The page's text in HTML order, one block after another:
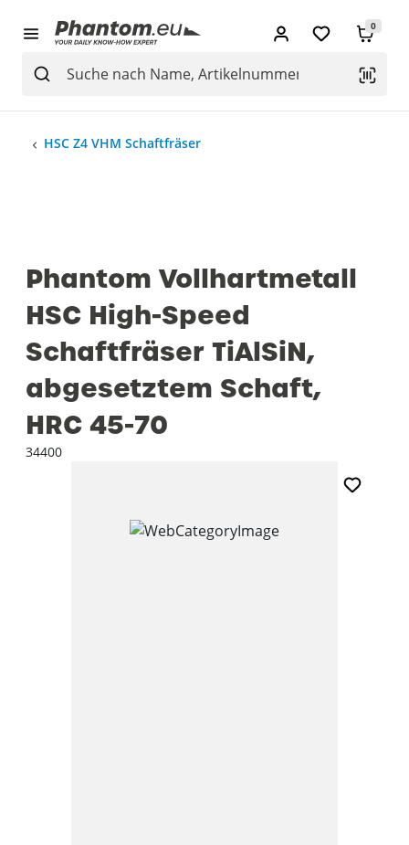
0
HSC Z4 VHM Schaftfräser
Phantom Vollhartmetall
HSC High-Speed
Schaftfräser TiAlSiN,
abgesetztem Schaft,
HRC 45-70
34400